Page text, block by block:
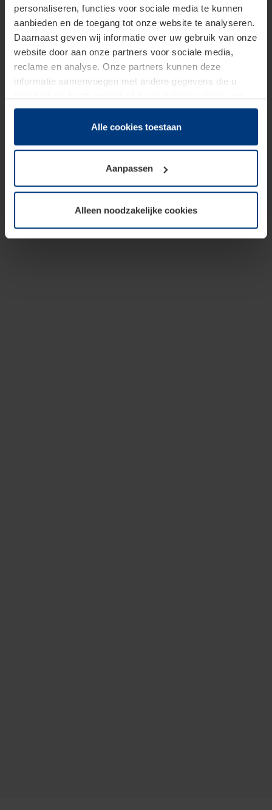
personaliseren, functies voor sociale media te kunnen
aanbieden en de toegang tot onze website te analyseren.
Daarnaast geven wij informatie over uw gebruik van onze
website door aan onze partners voor sociale media,
reclame en analyse. Onze partners kunnen deze
informatie samenvoegen met andere gegevens die u
hun diensten hebben verzameld.
Juridisch hebben wij het recht om cookies op uw
van deze pagina's absoluut vereist is. Voor alle andere
soorten cookies is uw toestemming benodigd. Uw
toestemming kunt u op elk moment bij de uitleg van de
wijzigen of herroepen.
Alle cookies toestaan
Aanpassen
Alleen noodzakelijke cookies